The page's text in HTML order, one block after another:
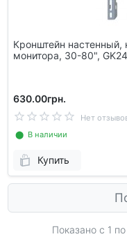
Кронштейн настенный,
монитора, 30-80",
630.00грн.
Нет
⬤ В наличии
Купить
Показано с 1 по